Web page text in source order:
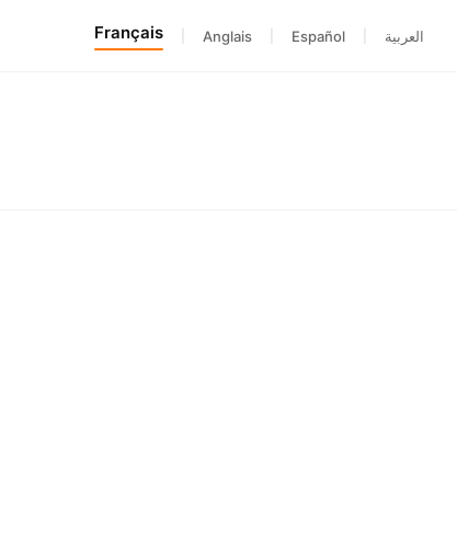
Français Anglais Español العربية